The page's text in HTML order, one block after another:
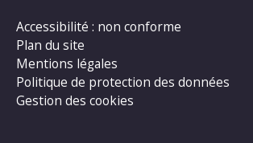
Accessibilité : non conforme
Plan du site
Mentions légales
Politique de protection des données
Gestion des cookies